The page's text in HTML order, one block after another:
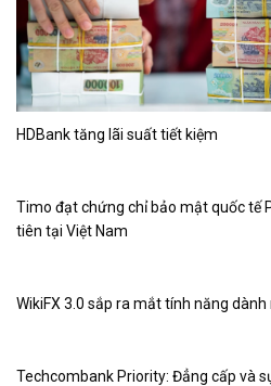
HDBank tăng lãi suất tiết kiệm
Timo đạt chứng chỉ bảo mật quốc tế
tiên tại Việt Nam
WikiFX 3.0 sắp ra mắt tính năng
Techcombank Priority: Đẳng cấp và